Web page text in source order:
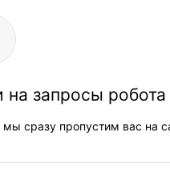
запросы робота
сразу пропустим вас на